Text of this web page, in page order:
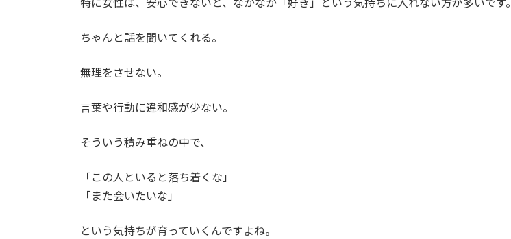
ちゃんと話を聞いてくれる。
無理をさせない。
言葉や行動に違和感が少ない。
そういう積み重ねの中で、
「この人といると落ち着くな」
「また会いたいな」
という気持ちが育っていくんですよね。